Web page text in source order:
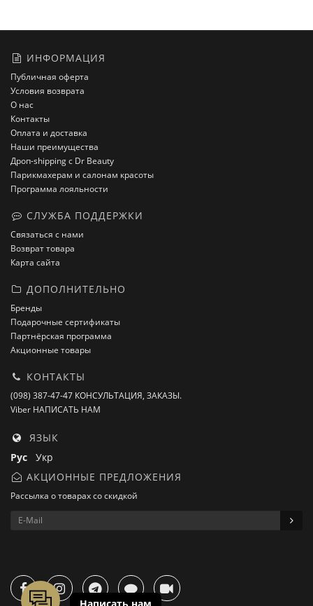
ИНФОРМАЦИЯ
Публичная оферта
Условия возврата
О нас
Контакты
Оплата и доставка
Наши преимущества
Дроп-shipping с Dr Beauty
Парикмахерам и салонам красоты
Программа лояльности
СЛУЖБА ПОДДЕРЖКИ
Связаться с нами
Возврат товара
Карта сайта
ДОПОЛНИТЕЛЬНО
Бренды
Подарочные сертификаты
Партнёрская программа
Акционные товары
КОНТАКТЫ
(098) 387-47-47 КОНСУЛЬТАЦИЯ, ЗАКАЗЫ.
Viber НАПИСАТЬ НАМ
ЯЗЫК
Рус Укр
АКЦИОННЫЕ ПРЕДЛОЖЕНИЯ
Рассылка о товарах со скидкой